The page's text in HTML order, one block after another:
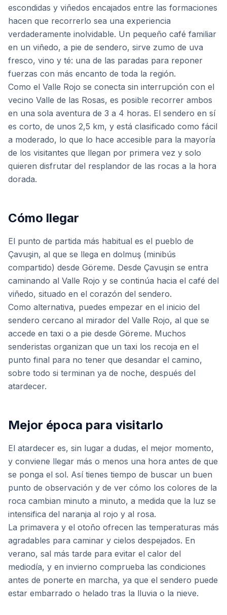
escondidas y viñedos encajados entre las formaciones
hacen que recorrerlo sea una experiencia
verdaderamente inolvidable. Un pequeño café familiar
en un viñedo, a pie de sendero, sirve zumo de uva
fresco, vino y té: una de las paradas para reponer
fuerzas con más encanto de toda la región.
Como el Valle Rojo se conecta sin interrupción con el
vecino Valle de las Rosas, es posible recorrer ambos
en una sola aventura de 3 a 4 horas. El sendero en sí
es corto, de unos 2,5 km, y está clasificado como fácil
a moderado, lo que lo hace accesible para la mayoría
de los visitantes que llegan por primera vez y solo
quieren disfrutar del resplandor de las rocas a la hora
dorada.
Cómo llegar
El punto de partida más habitual es el pueblo de
Çavuşin, al que se llega en dolmuş (minibús
compartido) desde Göreme. Desde Çavuşin se entra
caminando al Valle Rojo y se continúa hacia el café del
viñedo, situado en el corazón del sendero.
Como alternativa, puedes empezar en el inicio del
sendero cercano al mirador del Valle Rojo, al que se
accede en taxi o a pie desde Göreme. Muchos
senderistas organizan que un taxi los recoja en el
punto final para no tener que desandar el camino,
sobre todo si terminan ya de noche, después del
atardecer.
Mejor época para visitarlo
El atardecer es, sin lugar a dudas, el mejor momento,
y conviene llegar más o menos una hora antes de que
se ponga el sol. Así tienes tiempo de buscar un buen
punto de observación y de ver cómo los colores de la
roca cambian minuto a minuto, a medida que la luz se
intensifica del naranja al rojo y al rosa.
La primavera y el otoño ofrecen las temperaturas más
agradables para caminar y cielos despejados. En
verano, sal más tarde para evitar el calor del
mediodía, y en invierno comprueba las condiciones
antes de ponerte en marcha, ya que el sendero puede
estar embarrado o helado tras la lluvia o la nieve.